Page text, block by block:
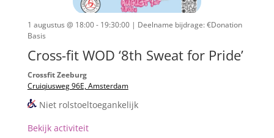
1 augustus @ 18:00 - 19:30:00 | Deelname bijdrage: €Donation
Basis
Cross-fit WOD ‘8th Sweat for Pride’
Crossfit Zeeburg
Cruiqiusweg 96E, Amsterdam
Niet rolstoeltoegankelijk
Bekijk activiteit